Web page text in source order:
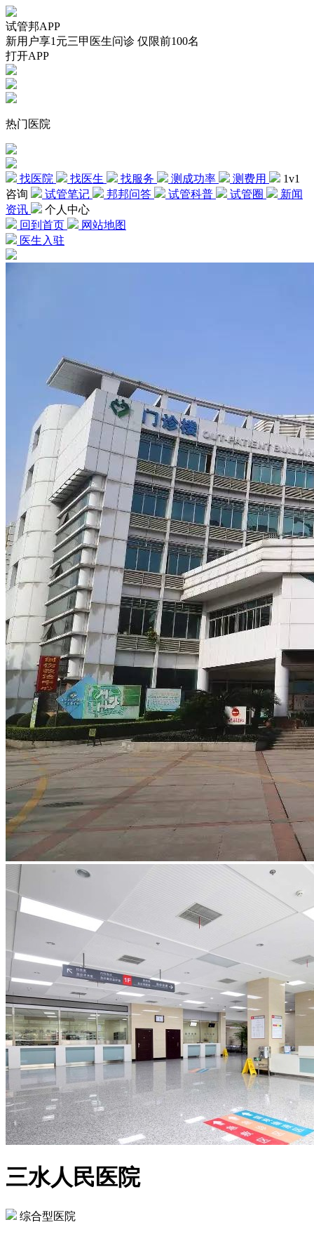
试管邦APP
新用户享1元三甲医生问诊 仅限前100名
打开APP
热门医院
找医院 找医生 找服务 测成功率 测费用
1v1
咨询
试管笔记 邦邦问答 试管科普 试管圈
新闻
资讯
个人中心
回到首页
网站地图
医生入驻
三水人民医院
综合型医院